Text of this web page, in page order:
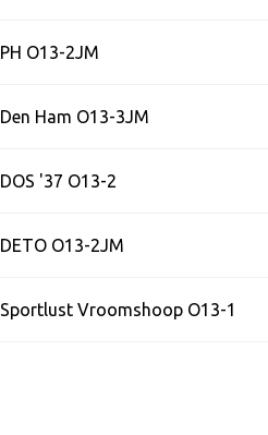
PH O13-2JM
Den Ham O13-3JM
DOS '37 O13-2
DETO O13-2JM
Sportlust Vroomshoop O13-1